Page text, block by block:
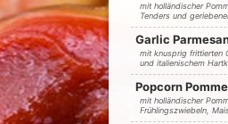
mit holländischer
Tenders und
Garlic
mit knusprig frittierten
und italienischem
Popcorn
mit holländischer
Frühlingszwiebeln,